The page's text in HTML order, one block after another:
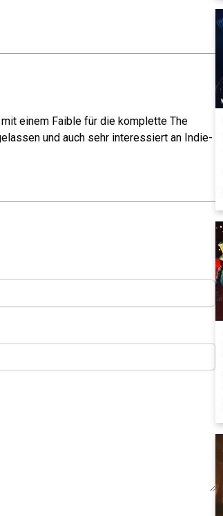
einem Faible für die komplette The
und auch sehr interessiert an Indie-